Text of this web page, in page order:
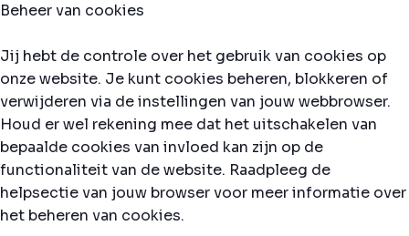
Beheer van cookies
Jij hebt de controle over het gebruik van cookies op
onze website. Je kunt cookies beheren, blokkeren of
verwijderen via de instellingen van jouw webbrowser.
Houd er wel rekening mee dat het uitschakelen van
bepaalde cookies van invloed kan zijn op de
functionaliteit van de website. Raadpleeg de
helpsectie van jouw browser voor meer informatie over
het beheren van cookies.